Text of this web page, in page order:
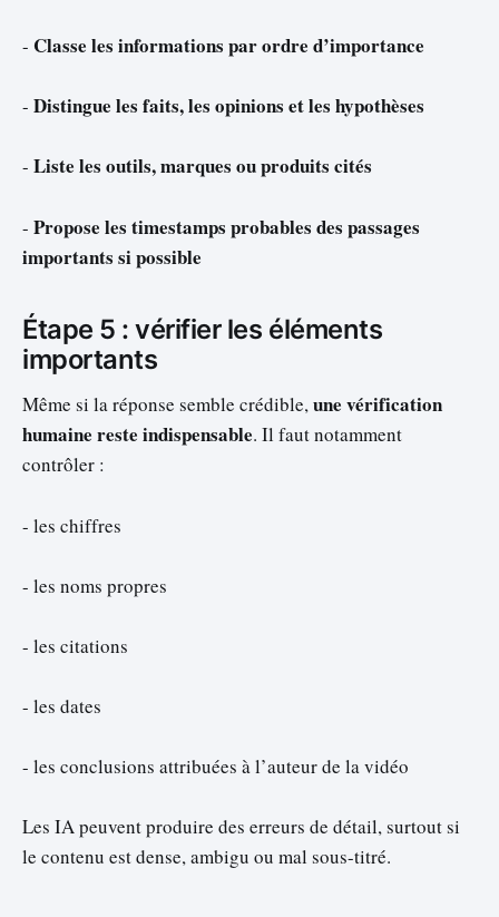
- Classe les informations par ordre d’importance
- Distingue les faits, les opinions et les hypothèses
- Liste les outils, marques ou produits cités
- Propose les timestamps probables des passages
importants si possible
Étape 5 : vérifier les éléments
importants
Même si la réponse semble crédible,une vérification
humaine reste indispensable. Il faut notamment
contrôler :
- les chiffres
- les noms propres
- les citations
- les dates
- les conclusions attribuées à l’auteur de la vidéo
Les IA peuvent produire des erreurs de détail, surtout si
le contenu est dense, ambigu ou mal sous-titré.